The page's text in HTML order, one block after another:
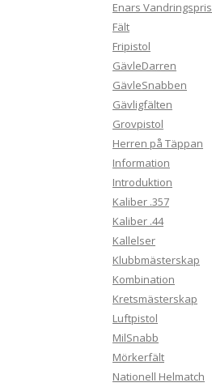
Enars Vandringspris
Fält
Fripistol
GävleDarren
GävleSnabben
Gävligfälten
Grovpistol
Herren på Täppan
Information
Introduktion
Kaliber .357
Kaliber .44
Kallelser
Klubbmästerskap
Kombination
Kretsmästerskap
Luftpistol
MilSnabb
Mörkerfält
Nationell Helmatch